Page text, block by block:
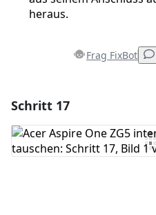
heraus.
Frag FixBot
Kommentar
Schritt 17